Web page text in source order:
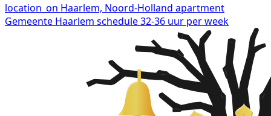
location_on Haarlem, Noord-Holland apartment
Gemeente Haarlem schedule32-36 uur per week